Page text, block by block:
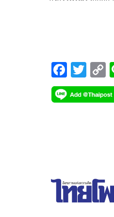
F
ac
e
T
wi
tt p